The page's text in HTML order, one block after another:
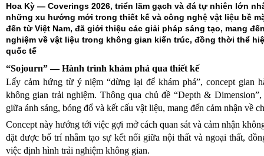
Hoa Kỳ — Coverings 2026, triển lãm gạch và đá tự nhiên lớn
những xu hướng mới trong thiết kế và công nghệ vật liệu bề
đến từ Việt Nam, đã giới thiệu các giải pháp sáng tạo, mang
nghiệm về vật liệu trong không gian kiến trúc, đồng thời thể
quốc tế
“Sojourn” — Hành trình khám phá qua thiết kế
Lấy cảm hứng từ ý niệm “dừng lại để khám phá”, concept gian
không gian trải nghiệm. Thông qua chủ đề “Depth &
giữa ánh sáng, bóng đổ và kết cấu vật liệu, mang đến cảm nhận về
Concept này hướng tới việc gợi mở cách quan sát và cảm nhận
đặt được bố trí nhằm tạo sự kết nối giữa nội thất và ngoại thất,
việc định hình trải nghiệm không gian.